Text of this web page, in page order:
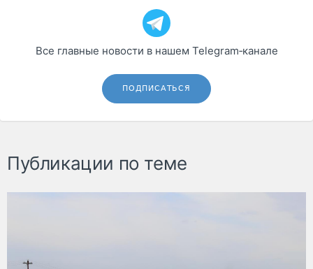
Все главные новости в нашем Telegram‑канале
ПОДПИСАТЬСЯ
Публикации по теме